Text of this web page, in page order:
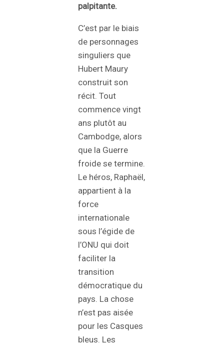
palpitante.
C’est par le biais
de personnages
singuliers que
Hubert Maury
construit son
récit. Tout
commence vingt
ans plutôt au
Cambodge, alors
que la Guerre
froide se termine.
Le héros, Raphaël,
appartient à la
force
internationale
sous l’égide de
l’ONU qui doit
faciliter la
transition
démocratique du
pays. La chose
n’est pas aisée
pour les Casques
bleus. Les